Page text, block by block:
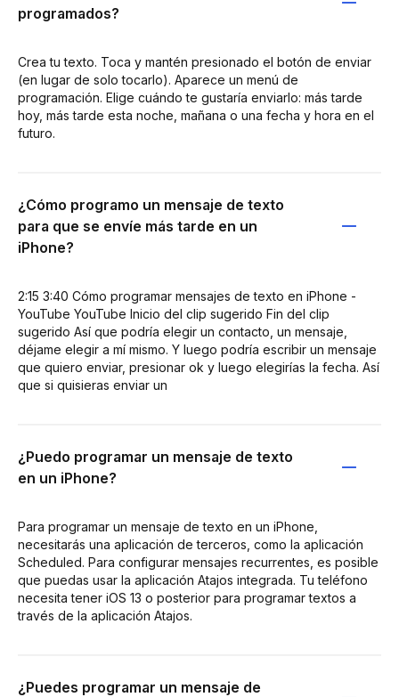
programados?
Crea tu texto. Toca y mantén presionado el botón de enviar
(en lugar de solo tocarlo). Aparece un menú de
programación. Elige cuándo te gustaría enviarlo: más tarde
hoy, más tarde esta noche, mañana o una fecha y hora en el
futuro.
¿Cómo programo un mensaje de texto
para que se envíe más tarde en un
iPhone?
2:15 3:40 Cómo programar mensajes de texto en iPhone -
YouTube YouTube Inicio del clip sugerido Fin del clip
sugerido Así que podría elegir un contacto, un mensaje,
déjame elegir a mí mismo. Y luego podría escribir un mensaje
que quiero enviar, presionar ok y luego elegirías la fecha. Así
que si quisieras enviar un
¿Puedo programar un mensaje de texto
en un iPhone?
Para programar un mensaje de texto en un iPhone,
necesitarás una aplicación de terceros, como la aplicación
Scheduled. Para configurar mensajes recurrentes, es posible
que puedas usar la aplicación Atajos integrada. Tu teléfono
necesita tener iOS 13 o posterior para programar textos a
través de la aplicación Atajos.
¿Puedes programar un mensaje de